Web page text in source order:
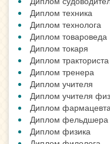
Диплом техника
Диплом технолога
Диплом товароведа
Диплом токаря
Диплом тракториста
Диплом тренера
Диплом учителя
Диплом учителя
Диплом
Диплом фельдшера
Диплом физика